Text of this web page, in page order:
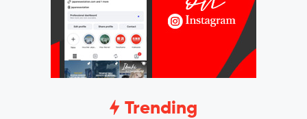
Trending